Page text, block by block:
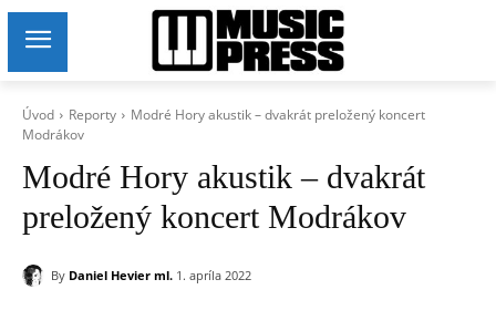
Úvod Reporty
Modré Hory akustik – dvakrát preložený koncert
Modrákov
Modré Hory akustik – dvakrát
preložený koncert Modrákov
By Daniel Hevier ml. 1. apríla 2022